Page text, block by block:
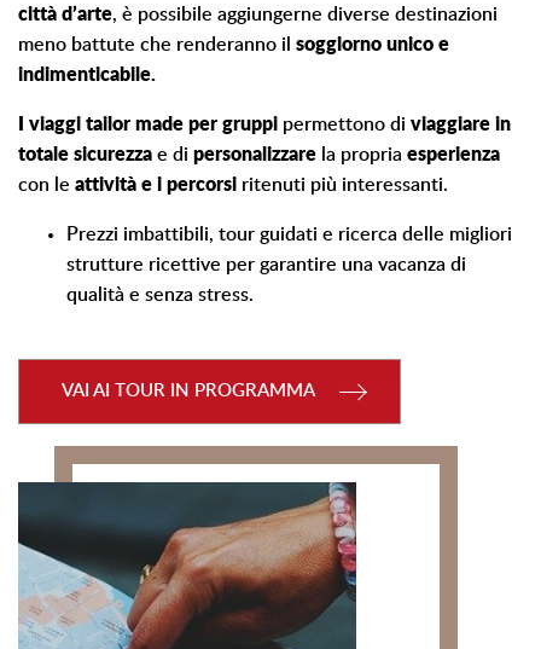
città d’arte, è possibile aggiungerne diverse destinazioni
meno battute che renderanno il soggiorno unico e
indimenticabile.
I viaggi tailor made per gruppi permettono di viaggiare in
totale sicurezza e di personalizzare la propria esperienza
con le attività e i percorsi ritenuti più interessanti.
Prezzi imbattibili, tour guidati e ricerca delle migliori
strutture ricettive per garantire una vacanza di
qualità e senza stress.
VAI AI TOUR IN PROGRAMMA